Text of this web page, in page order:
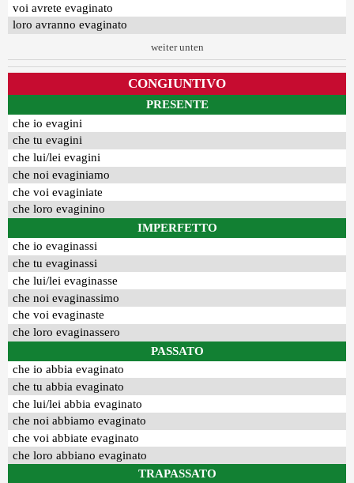
voi avrete evaginato
loro avranno evaginato
weiter unten
CONGIUNTIVO
PRESENTE
che io evagini
che tu evagini
che lui/lei evagini
che noi evaginiamo
che voi evaginiate
che loro evaginino
IMPERFETTO
che io evaginassi
che tu evaginassi
che lui/lei evaginasse
che noi evaginassimo
che voi evaginaste
che loro evaginassero
PASSATO
che io abbia evaginato
che tu abbia evaginato
che lui/lei abbia evaginato
che noi abbiamo evaginato
che voi abbiate evaginato
che loro abbiano evaginato
TRAPASSATO